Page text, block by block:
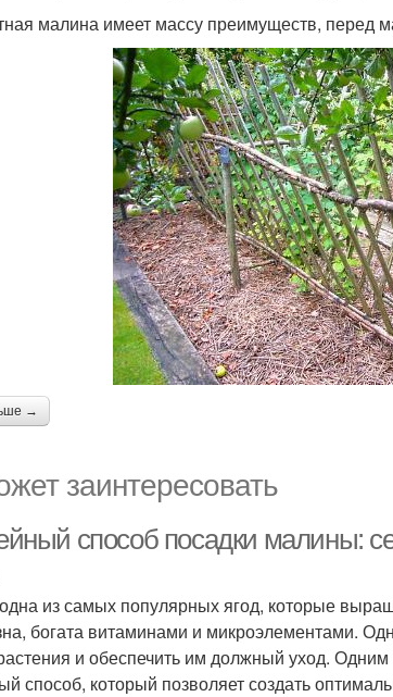
малина имеет массу преимуществ, перед
→
заинтересовать
способ посадки малины:
из самых популярных ягод, которые
богата витаминами и микроэлементами.
и обеспечить им должный уход.
способ, который позволяет создать